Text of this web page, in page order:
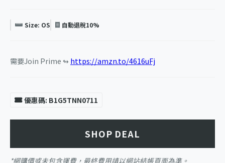
Size: OS 自動退稅10%
需要Join Prime ↬ https://amzn.to/4616uFj
優惠碼: B1G5TNN0711
SHOP DEAL
*網購價或未包含運費，最終費用請以網站結帳頁面為準。